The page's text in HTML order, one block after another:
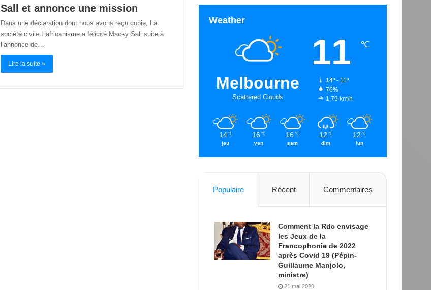
Sall et annonce une mission
Dans une déclaration dont nous avons reçu copie, La
société civile L’africanisme a félicité Macky Sall suite à
l’annonce de…
Lire la suite »
Weather
Melbourne
Scattered Clouds
11 ℃
14º - 11º
76%
1.79 km/h
14 ℃
jeu
16 ℃
ven
16 ℃
sam
12 ℃
dim
12 ℃
lun
Populaire Récent Commentaires
Comment la Rdc envisage
les Jeux de la
Francophonie de 2022
après Covid 19 (Pépin-
Guillaume Manjolo,
ministre)
21 mai 2020